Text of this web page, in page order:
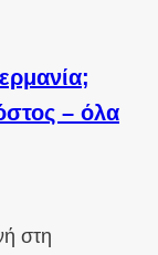
– όλα
στη